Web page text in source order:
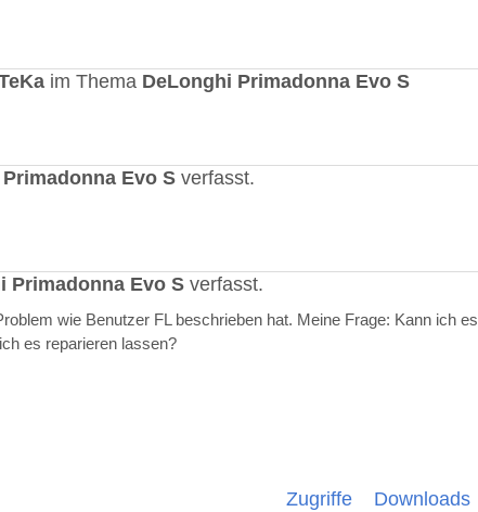
im Thema DeLonghi Primadonna Evo S
Evo S verfasst.
Primadonna Evo S verfasst.
wie Benutzer FL beschrieben hat. Meine Frage: Kann ich es
es reparieren lassen?
Zugriffe Downloads